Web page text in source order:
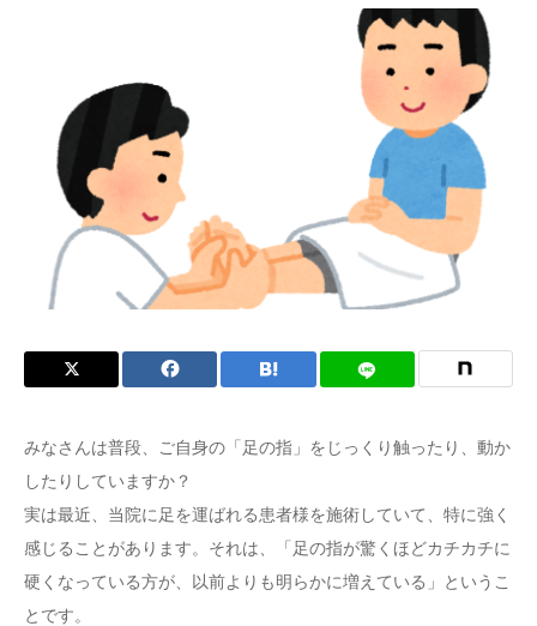
みなさんは普段、ご自身の「足の指」をじっくり触ったり、動か
したりしていますか？
実は最近、当院に足を運ばれる患者様を施術していて、特に強く
感じることがあります。それは、「足の指が驚くほどカチカチに
硬くなっている方が、以前よりも明らかに増えている」というこ
とです。
お問い合わせ
よみもの